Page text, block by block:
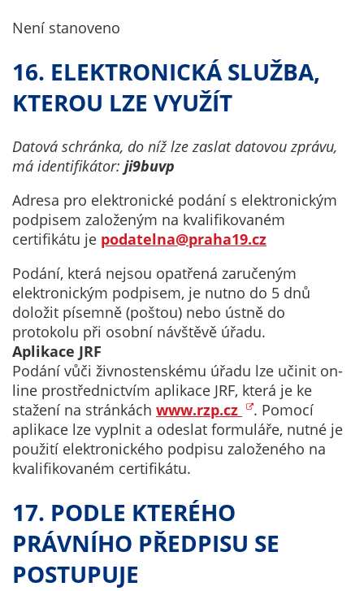
Není stanoveno
16. ELEKTRONICKÁ SLUŽBA,
KTEROU LZE VYUŽÍT
Datová schránka, do níž lze zaslat datovou zprávu,
má identifikátor: ji9buvp
Adresa pro elektronické podání s elektronickým
podpisem založeným na kvalifikovaném
certifikátu je podatelna@praha19.cz
Podání, která nejsou opatřená zaručeným
elektronickým podpisem, je nutno do 5 dnů
doložit písemně (poštou) nebo ústně do
protokolu při osobní návštěvě úřadu.
Aplikace JRF
Podání vůči živnostenskému úřadu lze učinit on-
line prostřednictvím aplikace JRF, která je ke
stažení na stránkách www.rzp.cz
. Pomocí
aplikace lze vyplnit a odeslat formuláře, nutné je
použití elektronického podpisu založeného na
kvalifikovaném certifikátu.
17. PODLE KTERÉHO
PRÁVNÍHO PŘEDPISU SE
POSTUPUJE